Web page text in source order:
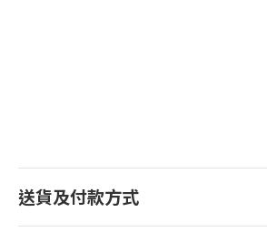
送貨及付款方式